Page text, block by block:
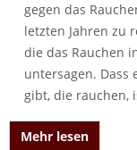
gegen das
letzten Jahren zu
die das Rauchen
untersagen. Dass
gibt, die rauchen,
Mehr lesen